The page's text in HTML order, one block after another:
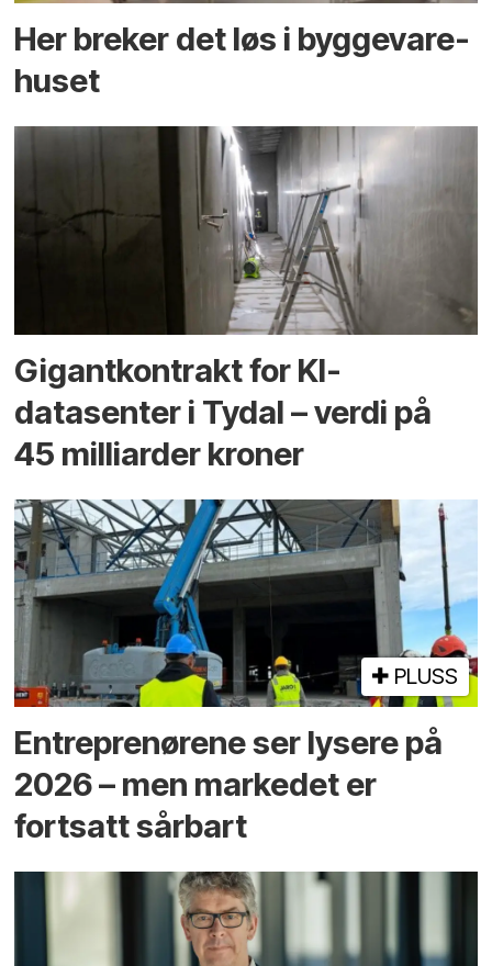
Her breker det løs i bygge­vare­
huset
Gigantkontrakt for KI-
datasenter i Tydal – verdi på
45 milliarder kroner
PLUSS
Entreprenørene ser lysere på
2026 – men markedet er
fortsatt sårbart